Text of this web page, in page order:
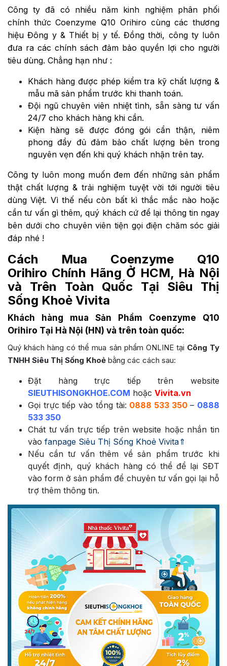
Công ty đã có nhiều năm kinh nghiệm phân phối
chính thức Coenzyme Q10 Orihiro cùng các thương
hiệu Đông y & Thiết bị y tế. Đồng thời, công ty luôn
đưa ra các chính sách đảm bảo quyền lợi cho người
tiêu dùng. Chẳng hạn như :
Khách hàng được phép kiểm tra kỹ chất lượng &
mẫu mã sản phẩm trước khi thanh toán.
Đội ngũ chuyên viên nhiệt tình, sẵn sàng tư vấn
24/7 cho khách hàng khi cần.
Kiện hàng sẽ được đóng gói cẩn thận, niêm
phong đầy đủ đảm bảo chất lượng bên trong
nguyên vẹn đến khi quý khách nhận trên tay.
Công ty luôn mong muốn đem đến những sản phẩm
thật chất lượng & trải nghiệm tuyệt vời tới người tiêu
dùng Việt. Vì thế nếu còn bất kì thắc mắc nào hoặc
cần tư vấn gì thêm, quý khách cứ để lại thông tin ngay
bên dưới cho chuyên viên tiện gọi điện chăm sóc giải
đáp nhé !
Cách Mua Coenzyme Q10
Orihiro Chính Hãng Ở HCM, Hà Nội
và Trên Toàn Quốc Tại Siêu Thị
Sống Khoẻ Vivita
Khách hàng mua Sản Phẩm Coenzyme Q10
Orihiro Tại Hà Nội (HN) và trên toàn quốc:
Quý khách hàng có thể mua sản phẩm ONLINE tại Công Ty
TNHH Siêu Thị Sống Khoẻ bằng các cách sau:
Đặt hàng trực tiếp trên website
SIEUTHISONGKHOE.COM hoặc Vivita.vn
Gọi trực tiếp vào tổng tài: 0888 533 350– 0888
533 350
Chát tư vấn trực tiếp trên website hoặc nhắn tin
vào fanpage Siêu Thị Sống Khoẻ Vivita⇑
Nếu cần tư vấn thêm về sản phẩm trước khi
quyết định, quý khách hàng có thể để lại SĐT
vào form ở sản phẩm để chuyên tư vấn gọi lại hỗ
trợ thêm thông tin.